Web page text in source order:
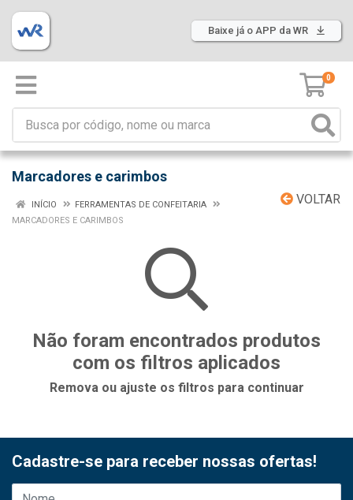
Baixe já o APP da WR
0
Marcadores e carimbos
VOLTAR
INÍCIO
FERRAMENTAS DE CONFEITARIA
MARCADORES E CARIMBOS
Não foram encontrados produtos
com os filtros aplicados
Remova ou ajuste os filtros para continuar
Cadastre-se para receber nossas ofertas!